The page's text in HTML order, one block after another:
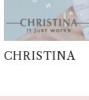
CHRISTINA